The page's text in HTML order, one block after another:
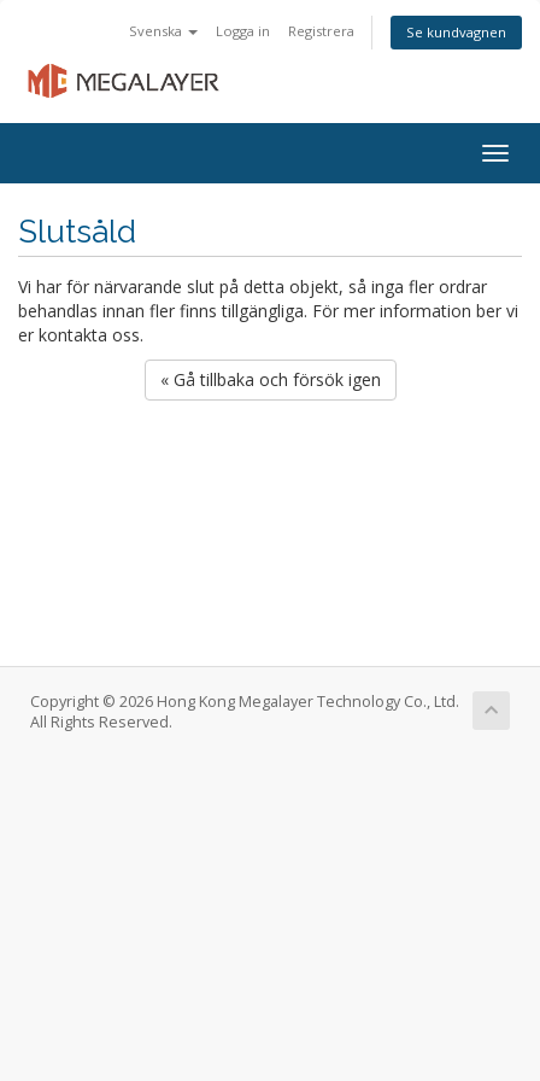
Svenska Logga in Registrera Se kundvagnen
Slutsåld
Vi har för närvarande slut på detta objekt, så inga fler ordrar
behandlas innan fler finns tillgängliga. För mer information ber vi
er kontakta oss.
« Gå tillbaka och försök igen
Copyright © 2026 Hong Kong Megalayer Technology Co., Ltd.
All Rights Reserved.